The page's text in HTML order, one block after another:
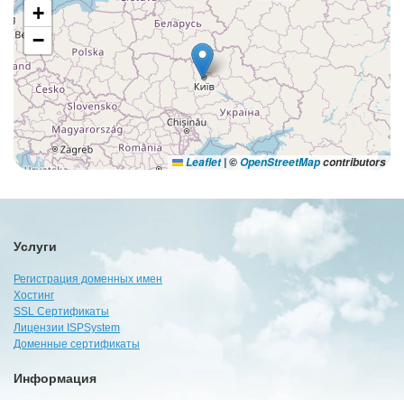
+
−
Leaflet |©OpenStreetMapcontributors
Услуги
Регистрация доменных имен
Хостинг
SSL Сертификаты
Лицензии ISPSystem
Доменные сертификаты
Информация